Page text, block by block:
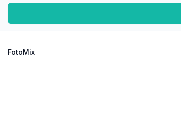
FotoMix